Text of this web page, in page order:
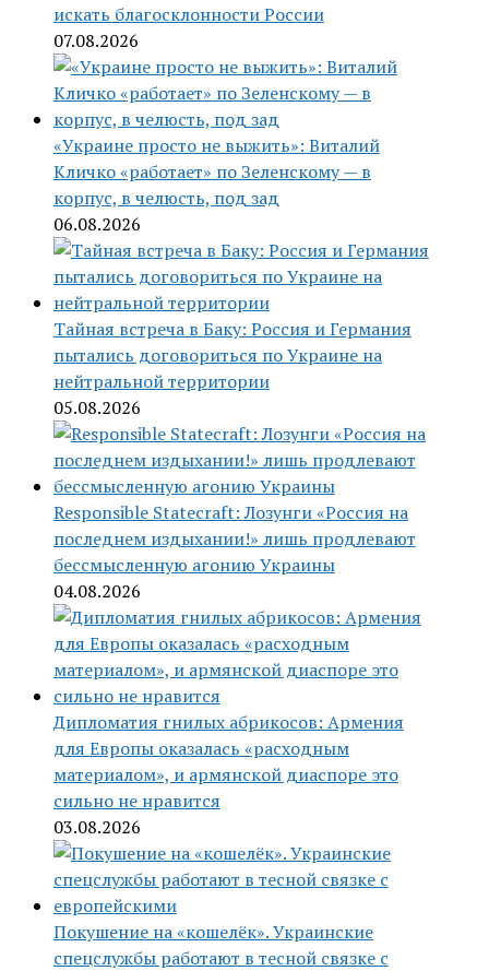
искать благосклонности России
07.08.2026
«Украине просто не выжить»: Виталий
Кличко «работает» по Зеленскому — в
корпус, в челюсть, под зад
06.08.2026
Тайная встреча в Баку: Россия и Германия
пытались договориться по Украине на
нейтральной территории
05.08.2026
Responsible Statecraft: Лозунги «Россия на
последнем издыхании!» лишь продлевают
бессмысленную агонию Украины
04.08.2026
Дипломатия гнилых абрикосов: Армения
для Европы оказалась «расходным
материалом», и армянской диаспоре это
сильно не нравится
03.08.2026
Покушение на «кошелёк». Украинские
спецслужбы работают в тесной связке с